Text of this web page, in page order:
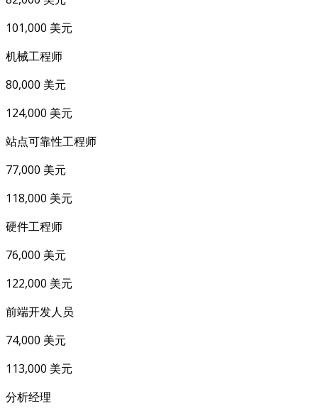
101,000 美元
机械工程师
80,000 美元
124,000 美元
站点可靠性工程师
77,000 美元
118,000 美元
硬件工程师
76,000 美元
122,000 美元
前端开发人员
74,000 美元
113,000 美元
分析经理